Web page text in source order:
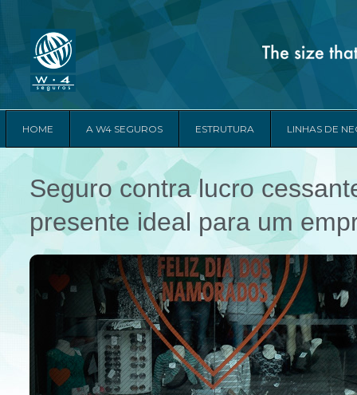
HOME A W4 SEGUROS ESTRUTURA LINHAS DE
Seguro contra lucro
presente ideal para um